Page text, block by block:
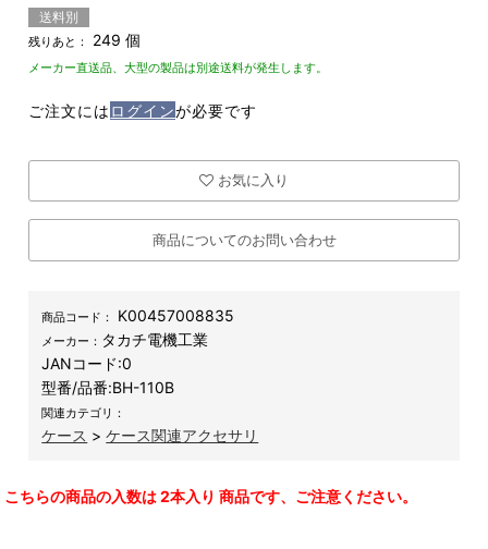
送料別
残りあと： 249 個
メーカー直送品、大型の製品は別途送料が発生します。
ご注文には ログインが必要です
お気に入り
商品についてのお問い合わせ
商品コード： K00457008835
メーカー： タカチ電機工業
JANコード:0
型番/品番:BH-110B
関連カテゴリ：
ケース >ケース関連アクセサリ
こちらの商品の入数は 2本入り 商品です、ご注意ください。